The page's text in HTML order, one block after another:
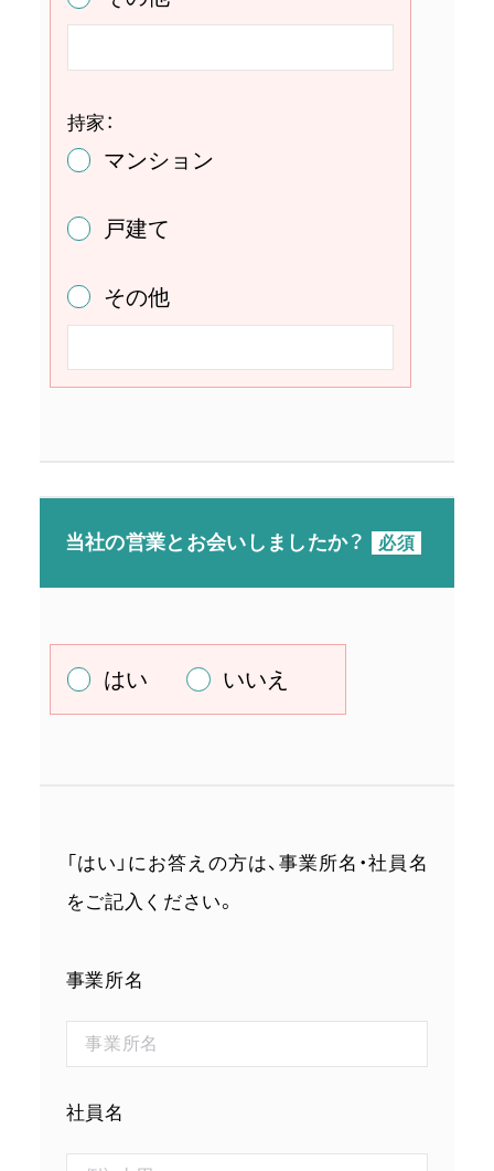
持家：
マンション
戸建て
その他
当社の営業と お会いしましたか？
はい いいえ
「はい」にお答えの方は、事業所名・社員名
をご記入ください。
事業所名
社員名